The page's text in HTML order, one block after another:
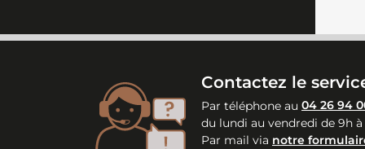
Contactez le
Par téléphone au 04 26 94
du lundi au vendredi de 9h à
Par mail via notre